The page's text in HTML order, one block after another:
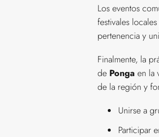
Los eventos
festivales
pertenencia y
Finalmente, la
de Ponga en la
de la región y
Unirse a
Participar